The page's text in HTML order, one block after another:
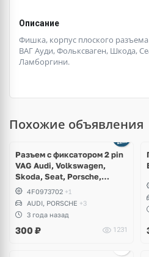
Описание
Фишка, корпус плоского
ВАГ Ауди, Фольксваген, Шкода,
Ламборгини.
Похожие объявления
Разъем с фиксатором 2 pin
VAG Audi, Volkswagen,
Skoda, Seat, Porsche,
Bentley, Lamborghini
4F0973702 +1
AUDI, PORSCHE +3
3 года назад
300 ₽ 1231